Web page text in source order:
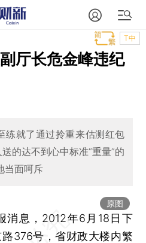
T中
厅长危金峰违纪
练就了通过拎重来估测红包
的达不到心中标准“重量”的
当面呵斥
原图
息，2012年6月18日下
376号，省财政大楼内繁